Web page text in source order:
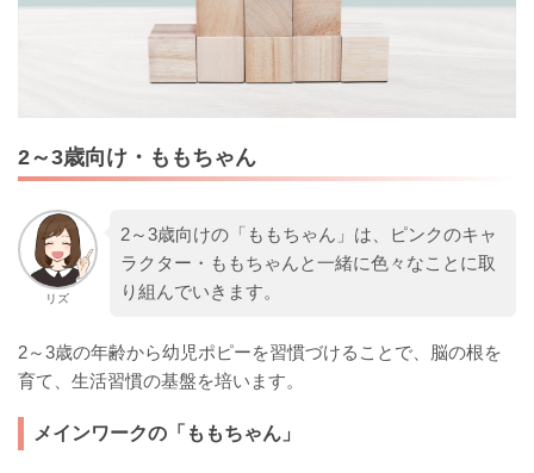
2～3歳向け・ももちゃん
リズ
2～3歳向けの「ももちゃん」は、ピンクのキャ
ラクター・ももちゃんと一緒に色々なことに取
り組んでいきます。
2～3歳の年齢から幼児ポピーを習慣づけることで、脳の根を
育て、生活習慣の基盤を培います。
メインワークの「ももちゃん」